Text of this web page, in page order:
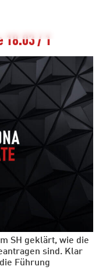
/ 1
SH geklärt, wie die
sind. Klar
Führung